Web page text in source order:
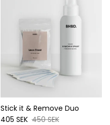
Stick it & Remove Duo
Reapris
405 SEK Ordinarie pris
450 SEK